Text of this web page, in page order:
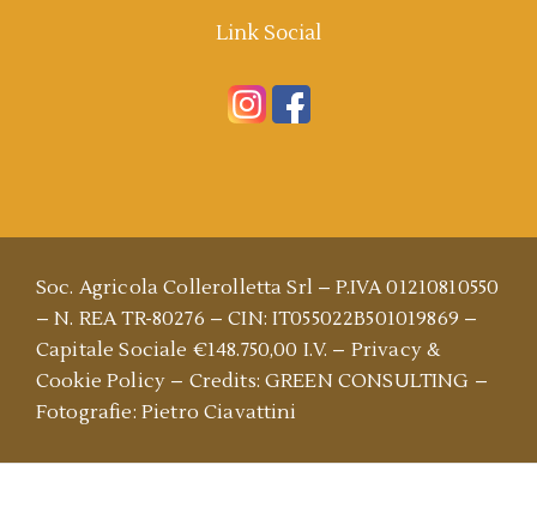
Link Social
Soc. Agricola Collerolletta Srl – P.IVA 01210810550
– N. REA TR-80276 – CIN: IT055022B501019869 –
Capitale Sociale €148.750,00 I.V. – Privacy &
Cookie Policy – Credits: GREEN CONSULTING –
Fotografie: Pietro Ciavattini